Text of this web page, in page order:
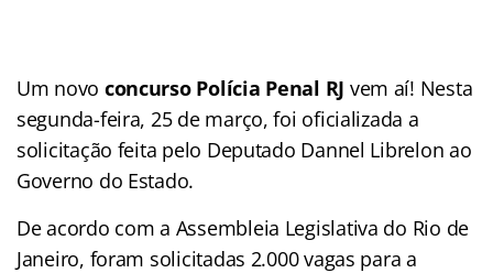
Um novo concurso Polícia Penal RJ vem aí! Nesta
segunda-feira, 25 de março, foi oficializada a
solicitação feita pelo Deputado Dannel Librelon ao
Governo do Estado.
De acordo com a Assembleia Legislativa do Rio de
Janeiro, foram solicitadas 2.000 vagas para a